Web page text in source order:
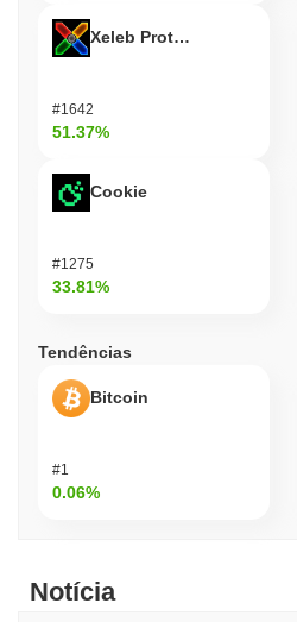
Xeleb Protocol
#1642
51.37%
Cookie
#1275
33.81%
Tendências
Bitcoin
#1
0.06%
Notícia